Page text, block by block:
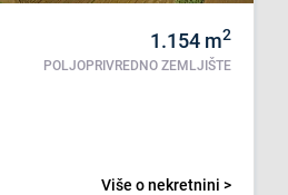
1.154 m2
POLJOPRIVREDNO ZEMLJIŠTE
Više o nekretnini >